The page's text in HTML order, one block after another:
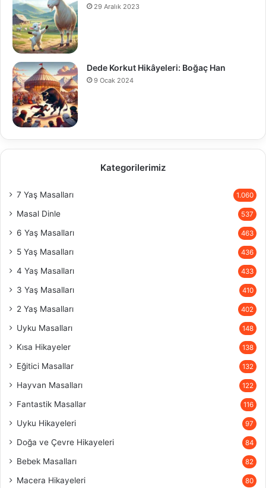
29 Aralık 2023
Dede Korkut Hikâyeleri: Boğaç Han
9 Ocak 2024
Kategorilerimiz
7 Yaş Masalları 1.060
Masal Dinle 537
6 Yaş Masalları 463
5 Yaş Masalları 436
4 Yaş Masalları 433
3 Yaş Masalları 410
2 Yaş Masalları 402
Uyku Masalları 148
Kısa Hikayeler 138
Eğitici Masallar 132
Hayvan Masalları 122
Fantastik Masallar 116
Uyku Hikayeleri 97
Doğa ve Çevre Hikayeleri 84
Bebek Masalları 82
Macera Hikayeleri 80